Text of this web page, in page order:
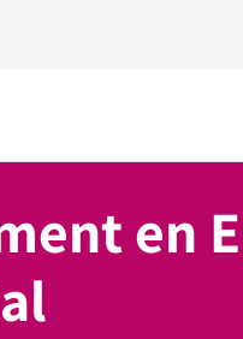
en